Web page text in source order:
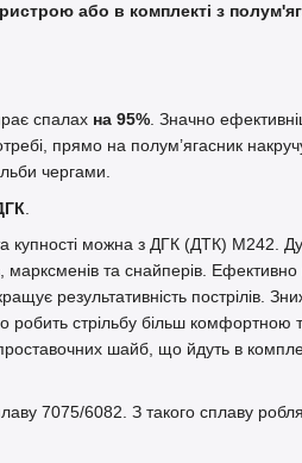
або в комплекті з
спалах на 95%. Значно
прямо на полум’ягасник
чергами.
купності можна з ДГК (ДТК) M242.
марксменів та снайперів.
результативність пострілів.
робить стрільбу більш
шайб, що йдуть в
7075/6082. З такого сплаву